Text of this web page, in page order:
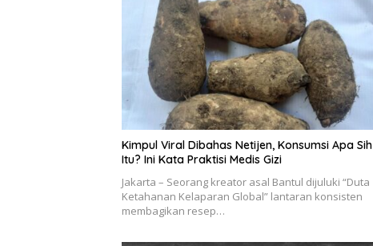
Kimpul Viral Dibahas Netijen, Konsumsi Apa Sih
Itu? Ini Kata Praktisi Medis Gizi
Jakarta – Seorang kreator asal Bantul dijuluki “Duta
Ketahanan Kelaparan Global” lantaran konsisten
membagikan resep…